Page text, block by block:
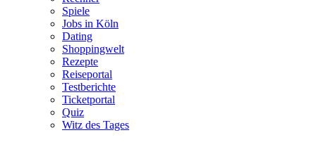
Spiele
Jobs in Köln
Dating
Shoppingwelt
Rezepte
Reiseportal
Testberichte
Ticketportal
Quiz
Witz des Tages